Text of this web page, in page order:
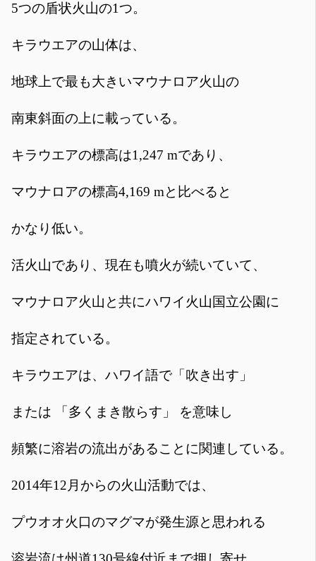
5つの盾状火山の1つ。
キラウエアの山体は、
地球上で最も大きいマウナロア火山の
南東斜面の上に載っている。
キラウエアの標高は1,247 mであり、
マウナロアの標高4,169 mと比べると
かなり低い。
活火山であり、現在も噴火が続いていて、
マウナロア火山と共にハワイ火山国立公園に
指定されている。
キラウエアは、ハワイ語で「吹き出す」
または 「多くまき散らす」 を意味し
頻繁に溶岩の流出があることに関連している。
2014年12月からの火山活動では、
プウオオ火口のマグマが発生源と思われる